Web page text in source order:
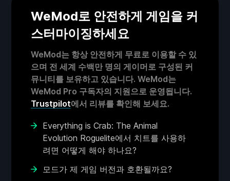
WeMod로 안전하게 게임을 커
스터마이징하세요
WeMod는 항상 안전하게 무료로 이용할 수 있
으며 전 세계 수백만 명의 게이머로 구성된 커
뮤니티를 보유하고 있습니다. WeMod는
WeMod Pro 구독자의 지원으로 운영됩니다.
Trustpilot에서 리뷰를 확인해 보세요.
Everything is Crab: The Animal
Evolution Roguelite에서 치트를 사용하
려면 어떻게 해야 하나요?
모드가 제 게임 버전과 호환될까요?